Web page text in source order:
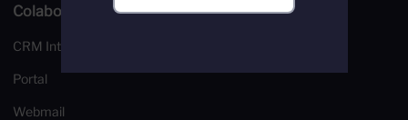
Colaboradores
CRM Interfood
Portal
Webmail